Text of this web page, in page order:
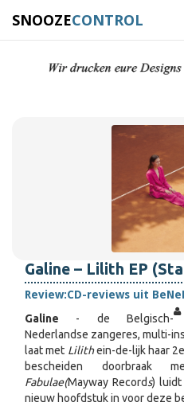
SNOOZECONTROL
Galine – Lilith EP
Review:CD-reviews uit
Galine - de Belgisch-
Nederlandse zangeres, multi-
laat met Lilithein-de-lijk haar
bescheiden doorbraak
Fabulae(Mayway Records) luidt
nieuw hoofdstuk in voor deze